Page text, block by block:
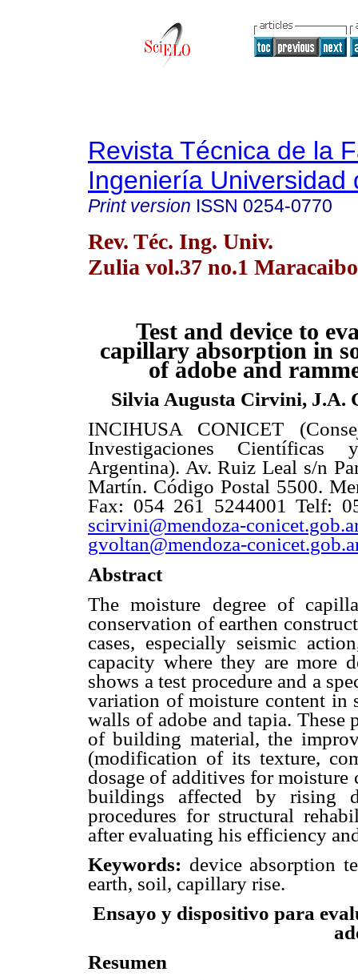
Revista Técnica de la
Ingeniería Universidad
Print version ISSN 0254-0770
Rev. Téc. Ing. Univ.
Zulia vol.37 no.1
Test and device to
capillary absorption in
of adobe and
Silvia Augusta Cirvini, J.A.
INCIHUSA CONICET
Investigaciones
Argentina). Av. Ruiz Leal s/n
Martín. Código Postal 5500.
Fax: 054 261 5244001 Telf:
scirvini@mendoza-
gvoltan@mendoza-
Abstract
The moisture degree of
conservation of earthen
cases, especially seismic
capacity where they are more
shows a test procedure and a
variation of moisture content in
walls of adobe and tapia.
of building material, the
(modification of its texture,
dosage of additives for
buildings affected by rising
procedures for structural
after evaluating his efficiency
Keywords: device absorption
earth, soil, capillary rise.
Ensayo y dispositivo para
Resumen